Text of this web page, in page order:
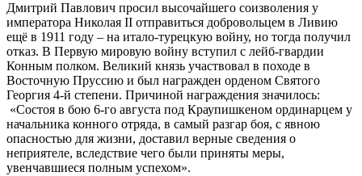
Дмитрий Павлович просил высочайшего соизволения у
императора Николая II отправиться добровольцем в Ливию
ещё в 1911 году – на итало-турецкую войну, но тогда получил
отказ. В Первую мировую войну вступил с лейб-гвардии
Конным полком. Великий князь участвовал в походе в
Восточную Пруссию и был награжден орденом Святого
Георгия 4-й степени. Причиной награждения значилось:
«Состоя в бою 6-го августа под Краупишкеном ординарцем у
начальника конного отряда, в самый разгар боя, с явною
опасностью для жизни, доставил верные сведения о
неприятеле, вследствие чего были приняты меры,
увенчавшиеся полным успехом».